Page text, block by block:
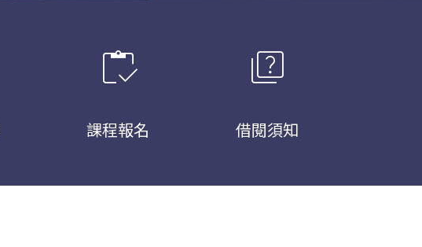
inventory
課程報名
quiz
借閱須知